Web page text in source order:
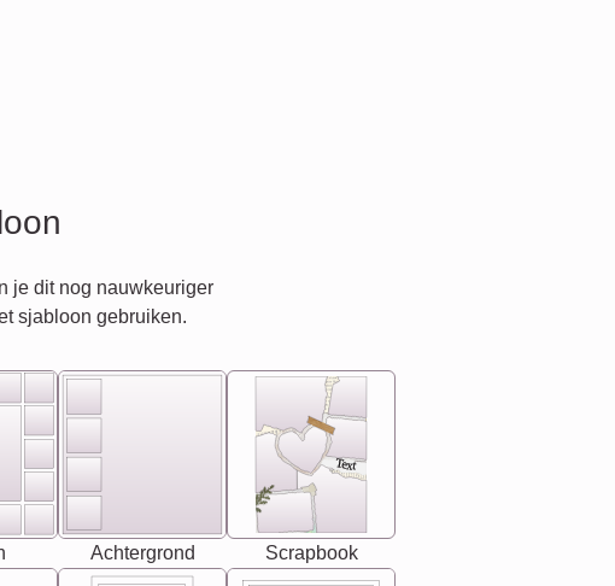
je dit nog nauwkeuriger
sjabloon gebruiken.
Achtergrond
Text
Scrapbook